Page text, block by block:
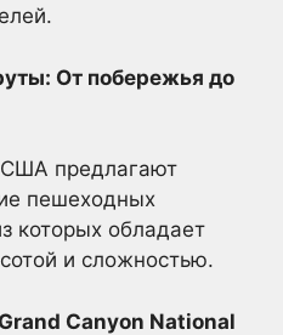
От побережья до
предлагают
пешеходных
которых обладает
и сложностью.
Canyon National